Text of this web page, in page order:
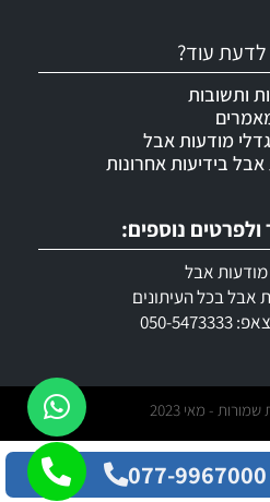
נוספים:
אבל
אבל בכל העיתונים
5473333
לדעת עוד?
ותשובות
מודעות אבל
אבל בידיעות אחרונות
- מאי 2023